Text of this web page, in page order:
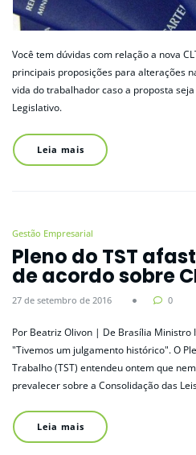
Você tem dúvidas com relação a nova
principais proposições para alterações
vida do trabalhador caso a proposta
Legislativo.
Leia mais
Gestão Empresarial
Pleno do TST
de acordo sobre
27 de setembro de 2016 0
Por Beatriz Olivon | De Brasília Ministro
"Tivemos um julgamento histórico". O
Trabalho (TST) entendeu ontem que
prevalecer sobre a Consolidação das
Leia mais